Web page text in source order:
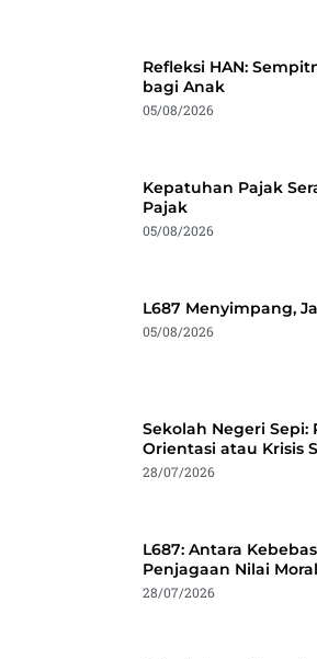
Refleksi HAN:
bagi Anak
05/08/2026
Kepatuhan Pajak
Pajak
05/08/2026
L687 Menyimpang,
05/08/2026
Sekolah Negeri Sepi:
Orientasi atau Krisis
28/07/2026
L687: Antara
Penjagaan Nilai Moral
28/07/2026